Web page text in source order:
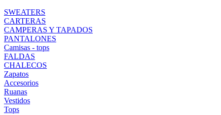
SWEATERS
CARTERAS
CAMPERAS Y TAPADOS
PANTALONES
Camisas - tops
FALDAS
CHALECOS
Zapatos
Accesorios
Ruanas
Vestidos
Tops